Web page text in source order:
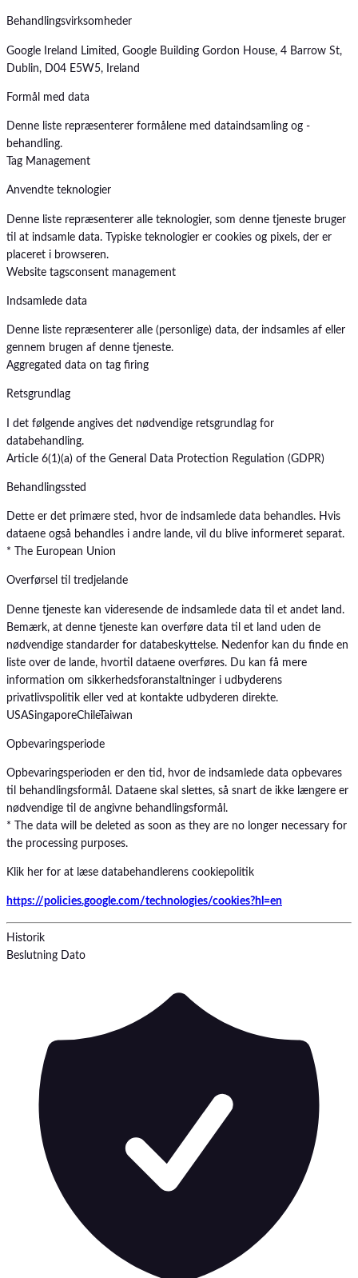
Behandlingsvirksomheder
Google Ireland Limited, Google Building Gordon House, 4 Barrow St,
Dublin, D04 E5W5, Ireland
Formål med data
Denne liste repræsenterer formålene med dataindsamling og -
behandling.
Tag Management
Anvendte teknologier
Denne liste repræsenterer alle teknologier, som denne tjeneste bruger
til at indsamle data. Typiske teknologier er cookies og pixels, der er
placeret i browseren.
Website tagsconsent management
Indsamlede data
Denne liste repræsenterer alle (personlige) data, der indsamles af eller
gennem brugen af denne tjeneste.
Aggregated data on tag firing
Retsgrundlag
I det følgende angives det nødvendige retsgrundlag for
databehandling.
Article 6(1)(a) of the General Data Protection Regulation (GDPR)
Behandlingssted
Dette er det primære sted, hvor de indsamlede data behandles. Hvis
dataene også behandles i andre lande, vil du blive informeret separat.
* The European Union
Overførsel til tredjelande
Denne tjeneste kan videresende de indsamlede data til et andet land.
Bemærk, at denne tjeneste kan overføre data til et land uden de
nødvendige standarder for databeskyttelse. Nedenfor kan du finde en
liste over de lande, hvortil dataene overføres. Du kan få mere
information om sikkerhedsforanstaltninger i udbyderens
privatlivspolitik eller ved at kontakte udbyderen direkte.
USASingaporeChileTaiwan
Opbevaringsperiode
Opbevaringsperioden er den tid, hvor de indsamlede data opbevares
til behandlingsformål. Dataene skal slettes, så snart de ikke længere er
nødvendige til de angivne behandlingsformål.
* The data will be deleted as soon as they are no longer necessary for
the processing purposes.
Klik her for at læse databehandlerens cookiepolitik
https://policies.google.com/technologies/cookies?hl=en
Historik
Beslutning
Dato